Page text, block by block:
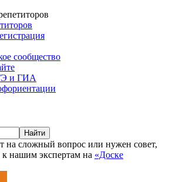
сообщество
и ГИА
Найти
на сложный вопрос или нужен совет,
нашим экспертам на «Доске